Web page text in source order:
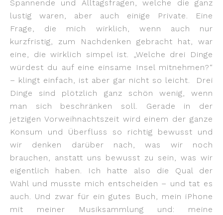
Spannende und Alltagsfragen, welche die ganz
lustig waren, aber auch einige Private. Eine
Frage, die mich wirklich, wenn auch nur
kurzfristig, zum Nachdenken gebracht hat, war
eine, die wirklich simpel ist. „Welche drei Dinge
würdest du auf eine einsame Insel mitnehmen?“
– klingt einfach, ist aber gar nicht so leicht.
Drei
Dinge sind plötzlich ganz schön wenig, wenn
man sich beschränken soll. Gerade in der
jetzigen Vorweihnachtszeit wird einem der ganze
Konsum und Überfluss so richtig bewusst und
wir denken darüber nach, was wir noch
brauchen, anstatt uns bewusst zu sein, was wir
eigentlich haben. Ich hatte also die Qual der
Wahl und musste mich entscheiden – und tat es
auch. Und zwar für ein gutes Buch, mein iPhone
mit meiner Musiksammlung und: meine